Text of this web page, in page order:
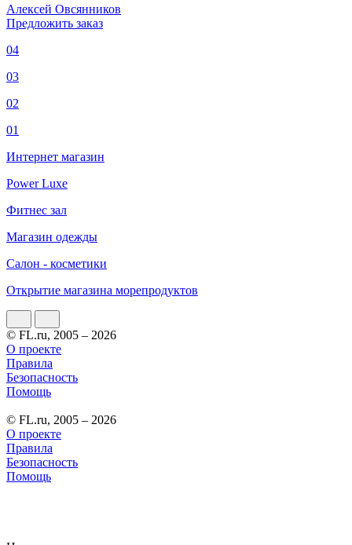
Алексей Овсянников
Предложить заказ
04
03
02
01
Интернет магазин
Power Luxe
Фитнес зал
Магазин одежды
Салон - косметики
Открытие магазина морепродуктов
© FL.ru, 2005 – 2026
О проекте
Правила
Безопасность
Помощь
© FL.ru, 2005 – 2026
О проекте
Правила
Безопасность
Помощь